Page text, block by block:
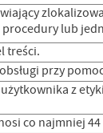
lub
treści.
przy
z
co najmniej 44